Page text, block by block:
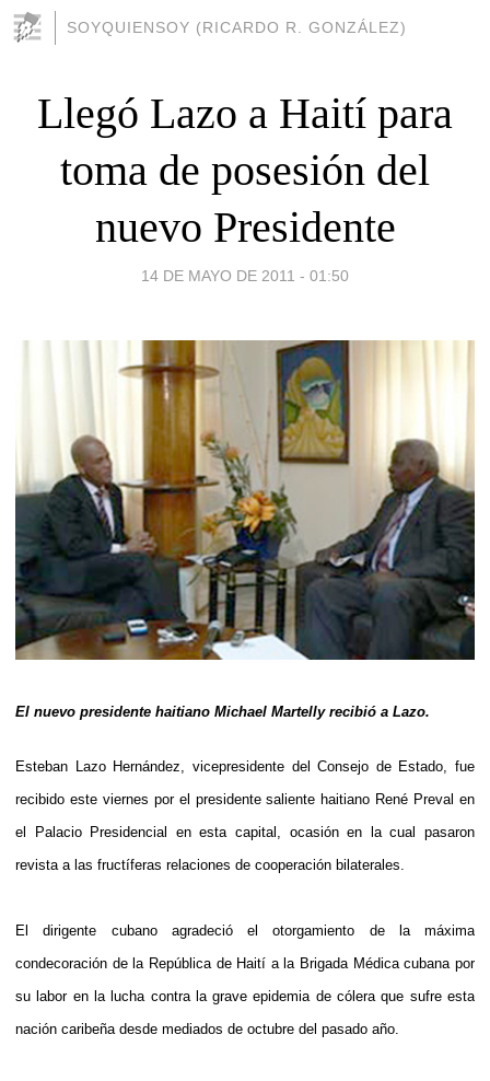
SOYQUIENSOY (RICARDO R. GONZÁLEZ)
Llegó Lazo a Haití para
toma de posesión del
nuevo Presidente
14 DE MAYO DE 2011 - 01:50
El nuevo presidente haitiano Michael Martelly recibió a Lazo.
Esteban Lazo Hernández, vicepresidente del Consejo de Estado, fue
recibido este viernes por el presidente saliente haitiano René Preval en
el Palacio Presidencial en esta capital, ocasión en la cual pasaron
revista a las fructíferas relaciones de cooperación bilaterales.
El dirigente cubano agradeció el otorgamiento de la máxima
condecoración de la República de Haití a la Brigada Médica cubana por
su labor en la lucha contra la grave epidemia de cólera que sufre esta
nación caribeña desde mediados de octubre del pasado año.